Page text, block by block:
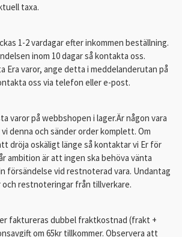
taxa.
1-2 vardagar efter inkommen beställning.
inom 10 dagar så kontakta oss.
Era varor, ange detta i meddelanderutan på
oss via telefon eller e-post.
varor på webbshopen i lager.Är någon vara
denna och sänder order komplett. Om
dröja oskäligt länge så kontaktar vi Er för
ambition är att ingen ska behöva vänta
försändelse vid restnoterad vara. Undantag
och restnoteringar från tillverkare.
faktureras dubbel fraktkostnad (frakt +
om 65kr tillkommer. Observera att